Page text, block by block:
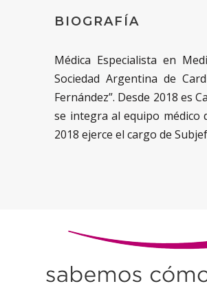
BIOGRAFÍA
Médica Especialista en
Sociedad Argentina de
Fernández”. Desde 2018 es
se integra al equipo médico
2018 ejerce el cargo de